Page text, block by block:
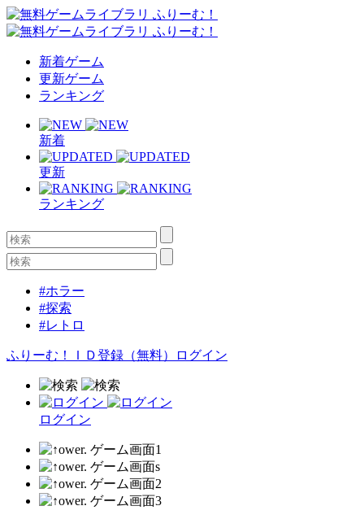
新着ゲーム
更新ゲーム
ランキング
新着
更新
ランキング
#ホラー
#探索
#レトロ
ふりーむ！ＩＤ登録（無料） ログイン
ログイン